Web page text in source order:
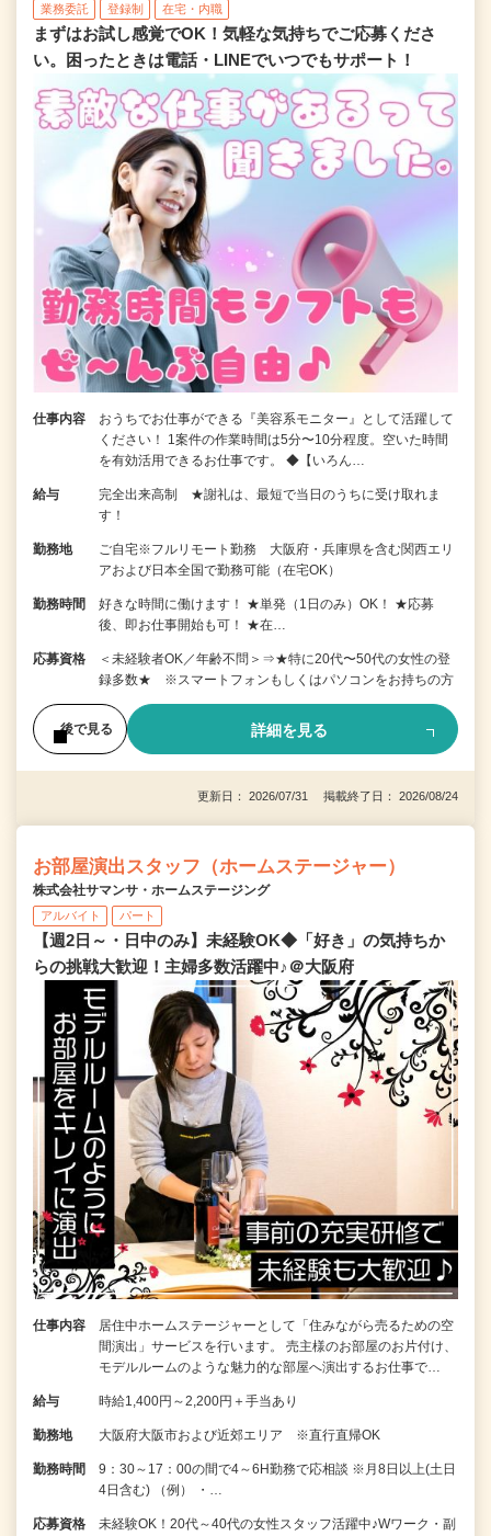
業務委託 登録制 在宅・内職
まずはお試し感覚でOK！気軽な気持ちでご応募くださ
い。困ったときは電話・LINEでいつでもサポート！
仕事内容
おうちでお仕事ができる『美容系モニター』として活躍して
ください！ 1案件の作業時間は5分〜10分程度。空いた時間
を有効活用できるお仕事です。 ◆【いろん…
給与
完全出来高制 ★謝礼は、最短で当日のうちに受け取れま
す！
勤務地
ご自宅※フルリモート勤務 大阪府・兵庫県を含む関西エリ
アおよび日本全国で勤務可能（在宅OK）
勤務時間
好きな時間に働けます！ ★単発（1日のみ）OK！ ★応募
後、即お仕事開始も可！ ★在…
応募資格
＜未経験者OK／年齢不問＞⇒★特に20代〜50代の女性の登
録多数★ ※スマートフォンもしくはパソコンをお持ちの方
後で見る 詳細を見る
更新日： 2026/07/31 掲載終了日： 2026/08/24
お部屋演出スタッフ（ホームステージャー）
株式会社サマンサ・ホームステージング
アルバイト パート
【週2日～・日中のみ】未経験OK◆「好き」の気持ちか
らの挑戦大歓迎！主婦多数活躍中♪＠大阪府
仕事内容
居住中ホームステージャーとして「住みながら売るための空
間演出」サービスを行います。 売主様のお部屋のお片付け、
モデルルームのような魅力的な部屋へ演出するお仕事で…
給与 時給1,400円～2,200円＋手当あり
勤務地 大阪府大阪市および近郊エリア ※直行直帰OK
勤務時間
9：30～17：00の間で4～6H勤務で応相談 ※月8日以上(土日
4日含む) （例） ・…
応募資格
未経験OK！20代～40代の女性スタッフ活躍中♪Wワーク・副